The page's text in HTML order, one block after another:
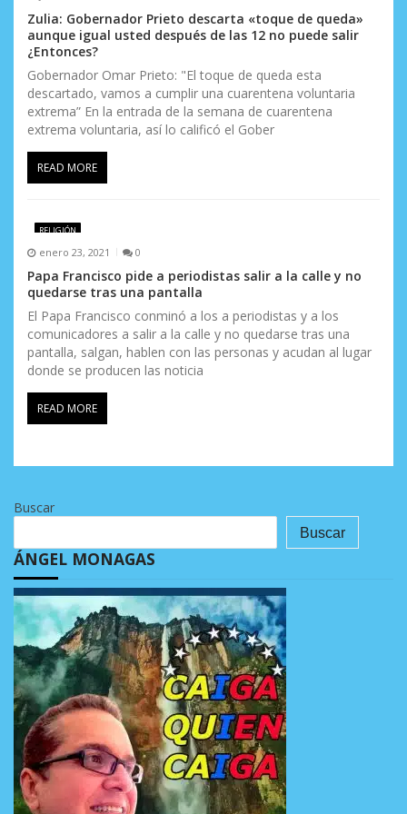
Zulia: Gobernador Prieto descarta «toque de queda»
aunque igual usted después de las 12 no puede salir
¿Entonces?
Gobernador Omar Prieto: "El toque de queda esta
descartado, vamos a cumplir una cuarentena voluntaria
extrema” En la entrada de la semana de cuarentena
extrema voluntaria, así lo calificó el Gober
READ MORE
RELIGIÓN
enero 23, 2021 0
Papa Francisco pide a periodistas salir a la calle y no
quedarse tras una pantalla
El Papa Francisco conminó a los a periodistas y a los
comunicadores a salir a la calle y no quedarse tras una
pantalla, salgan, hablen con las personas y acudan al lugar
donde se producen las noticia
READ MORE
Buscar
Buscar
ÁNGEL MONAGAS